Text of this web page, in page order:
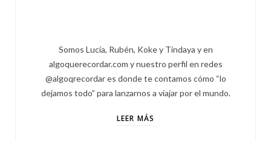
Somos Lucía, Rubén, Koke y Tindaya y en
algoquerecordar.com y nuestro perfil en redes
@algoqrecordar es donde te contamos cómo “lo
dejamos todo” para lanzarnos a viajar por el mundo.
LEER MÁS